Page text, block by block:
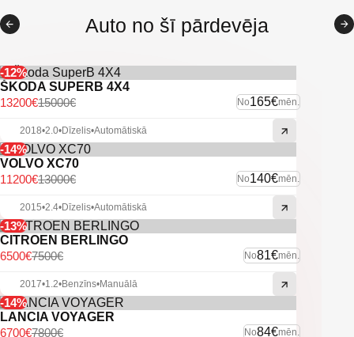
Auto no šī pārdevēja
-12%
ŠKODA SUPERB 4X4
No165€mēn.
15000€
13200€
2018•2.0•Dīzelis•Automātiskā
-14%
VOLVO XC70
No140€mēn.
13000€
11200€
2015•2.4•Dīzelis•Automātiskā
-13%
CITROEN BERLINGO
No81€mēn.
7500€
6500€
2017•1.2•Benzīns•Manuālā
-14%
LANCIA VOYAGER
No84€mēn.
7800€
6700€